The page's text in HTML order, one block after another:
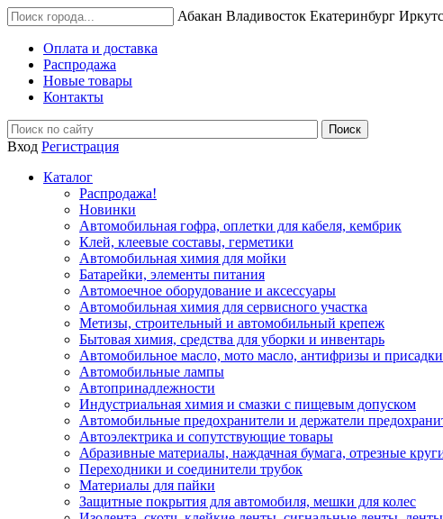
Абакан Владивосток Екатеринбург
Оплата и доставка
Распродажа
Новые товары
Контакты
Вход Регистрация
Каталог
Распродажа!
Новинки
Автомобильная гофра, оплетки для кабеля, кембрик
Клей, клеевые составы, герметики
Автомобильная химия для мойки
Батарейки, элементы питания
Автомоечное оборудование и аксессуары
Автомобильная химия для сервисного участка
Метизы, строительный и автомобильный крепеж
Бытовая химия, средства для уборки и инвентарь
Автомобильное масло, мото масло, антифризы и присадки
Автомобильные лампы
Автопринадлежности
Индустриальная химия и смазки с пищевым допуском
Автомобильные предохранители и держатели
Автоэлектрика и сопутствующие товары
Абразивные материалы, наждачная бумага, отрезные
Переходники и соединители трубок
Материалы для пайки
Защитные покрытия для автомобиля, мешки для колес